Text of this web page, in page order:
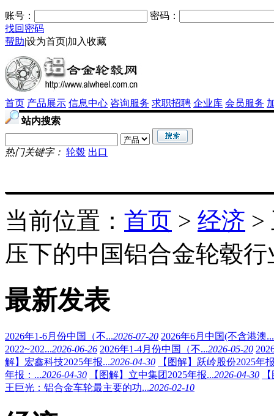
账号：
密码：
找回密码
帮助|设为首页|加入收藏
首页 产品展示 信息中心 咨询服务 求职招聘 企业库 会员服务
站内搜索
热门关键字： 轮毂 出口
当前位置： 首页 > 经济 >
压下的中国铝合金轮毂
最新发表
2026年1-6月份中国（不...2026-07-20 2026年6月中国(不含港澳...
2022~202...2026-06-26 2026年1-4月份中国（不...2026-05-20
解】宏鑫科技2025年报...2026-04-30
【图解】跃岭股份2025年
年报：...2026-04-30 【图解】立中集团2025年报...2026-04-30
王巨光：铝合金车轮最主要的功...2026-02-10